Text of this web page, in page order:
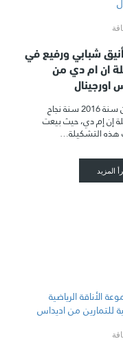
شبابي ورفيع في
ان ام دي من
اورجينال
لقد كان سنة 2016 سنة نجاح
إن إم دي، حيث بيعت
هذه التشكيلة…
المزيد